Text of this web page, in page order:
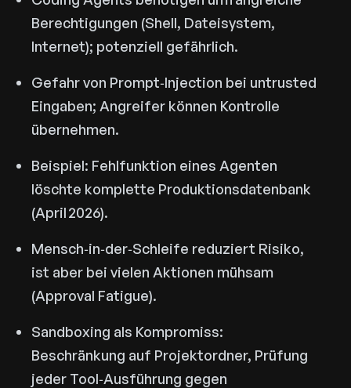
Berechtigungen (Shell, Dateisystem,
Internet); potenziell gefährlich.
Gefahr von Prompt‑Injection bei untrusted
Eingaben; Angreifer können Kontrolle
übernehmen.
Beispiel: Fehlfunktion eines Agenten
löschte komplette Produktionsdatenbank
(April 2026).
Mensch‑in‑der‑Schleife reduziert Risiko,
ist aber bei vielen Aktionen mühsam
(Approval Fatigue).
Sandboxing als Kompromiss:
Beschränkung auf Projektordner, Prüfung
jeder Tool‑Ausführung gegen